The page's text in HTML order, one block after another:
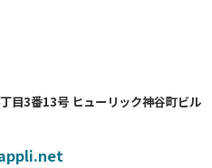
目3番13号 ヒューリック神谷町ビル